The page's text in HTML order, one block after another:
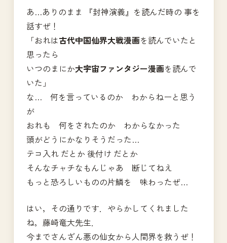
あ…ありのまま 『封神演義』を読んだ時の 事を
話すぜ！
「おれは古代中国仙界大戦漫画を読んでいたと
思ったら
いつのまにか大宇宙ファンタジー漫画を読んで
いた」
な… 何を言っているのか わからねーと思う
が
おれも 何をされたのか わからなかった
頭がどうにかなりそうだった…
テコ入れ だとか 後付け だとか
そんなチャチなもんじゃあ 断じてねえ
もっと恐ろしいものの片鱗を 味わったぜ…
はい，その通りです．やらかしてくれました
ね，藤崎竜大先生．
今までさんざん悪の仙女から人間界を救うぜ！